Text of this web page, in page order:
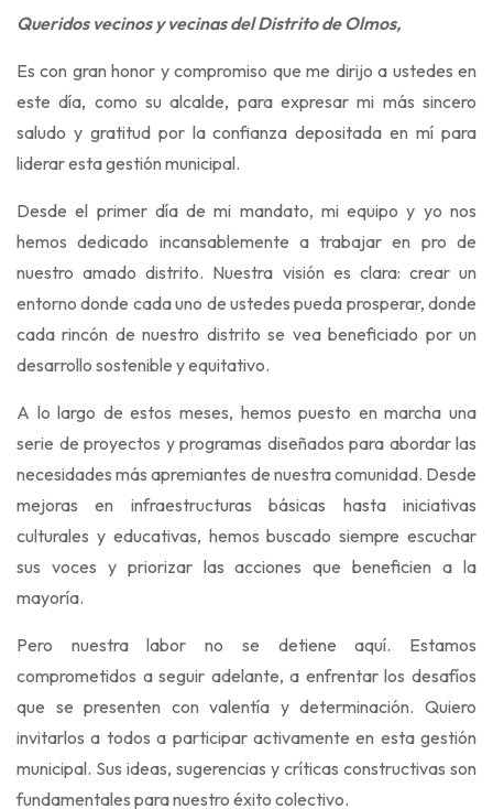
Queridos vecinos y vecinas del Distrito de Olmos,
Es con gran honor y compromiso que me dirijo a ustedes en
este día, como su alcalde, para expresar mi más sincero
saludo y gratitud por la confianza depositada en mí para
liderar esta gestión municipal.
Desde el primer día de mi mandato, mi equipo y yo nos
hemos dedicado incansablemente a trabajar en pro de
nuestro amado distrito. Nuestra visión es clara: crear un
entorno donde cada uno de ustedes pueda prosperar, donde
cada rincón de nuestro distrito se vea beneficiado por un
desarrollo sostenible y equitativo.
A lo largo de estos meses, hemos puesto en marcha una
serie de proyectos y programas diseñados para abordar las
necesidades más apremiantes de nuestra comunidad. Desde
mejoras en infraestructuras básicas hasta iniciativas
culturales y educativas, hemos buscado siempre escuchar
sus voces y priorizar las acciones que beneficien a la
mayoría.
Pero nuestra labor no se detiene aquí. Estamos
comprometidos a seguir adelante, a enfrentar los desafíos
que se presenten con valentía y determinación. Quiero
invitarlos a todos a participar activamente en esta gestión
municipal. Sus ideas, sugerencias y críticas constructivas son
fundamentales para nuestro éxito colectivo.